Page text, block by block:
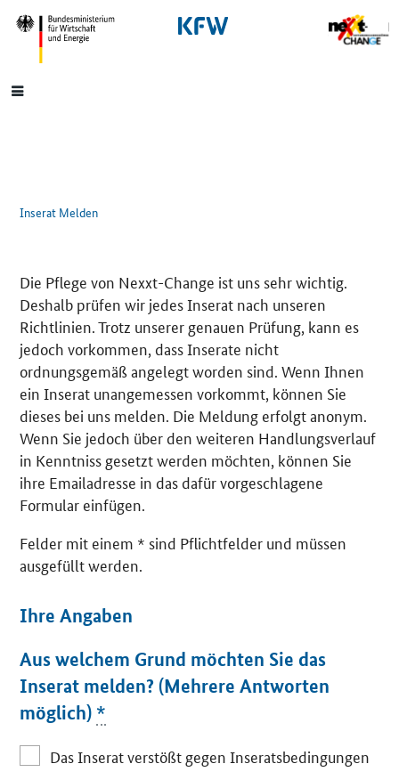
SrOnlyNavigation
Hauptmenü
Inserat Melden
Die Pflege von Nexxt-Change ist uns sehr wichtig.
Deshalb prüfen wir jedes Inserat nach unseren
Richtlinien. Trotz unserer genauen Prüfung, kann es
jedoch vorkommen, dass Inserate nicht
ordnungsgemäß angelegt worden sind. Wenn Ihnen
ein Inserat unangemessen vorkommt, können Sie
dieses bei uns melden. Die Meldung erfolgt anonym.
Wenn Sie jedoch über den weiteren Handlungsverlauf
in Kenntniss gesetzt werden möchten, können Sie
ihre Emailadresse in das dafür vorgeschlagene
Formular einfügen.
Felder mit einem * sind Pflichtfelder und müssen
ausgefüllt werden.
Ihre Angaben
Aus welchem Grund möchten Sie das
Inserat melden? (Mehrere Antworten
möglich) *
Das Inserat verstößt gegen Inseratsbedingungen